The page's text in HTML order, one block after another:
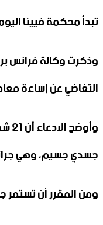
تبدأ محكمة فيينا
وذكرت وكالة فرانس
التغاضي عن إساءة معاملة معارضين
جسدي جسيم، وهي
ومن المقرر أن تستمر